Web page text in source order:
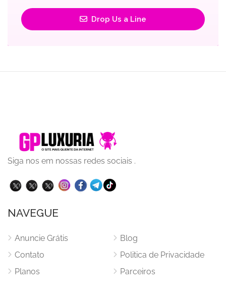
Drop Us a Line
Siga nos em nossas redes sociais .
NAVEGUE
Anuncie Grátis
Contato
Planos
Blog
Politica de Privacidade
Parceiros